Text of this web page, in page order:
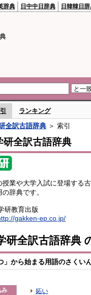
辞典 日中中日辞典 日韓韓日
ランキング
全訳古語辞典 ＞ 索引
研全訳古語辞典
授業や大学入試に登場する
辞典です。
研教育出版
gakken-ep.co.jp/
研全訳古語辞典
」から始まる用語のさくい
み
妬い